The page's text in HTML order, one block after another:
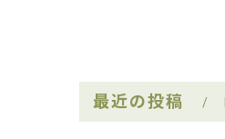
最近の投稿